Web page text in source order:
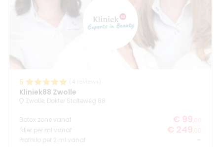
5
Kliniek88 Zwolle
Zwolle, Dokter Stolteweg 88
Botox zone vanaf € 99 ,00
Filler per ml vanaf
€ 249 ,00
Profhilo per 2 ml vanaf
-